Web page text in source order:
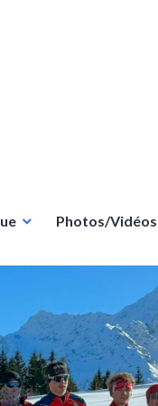
Photos/Vidéos